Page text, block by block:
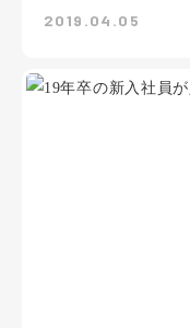
2019.04.05